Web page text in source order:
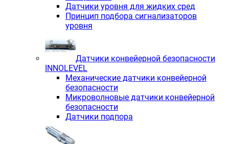
Датчики уровня для жидких сред
Принцип подбора сигнализаторов
уровня
Датчики конвейерной безопасности
INNOLEVEL
Механические датчики конвейерной
безопасности
Микроволновые датчики конвейерной
безопасности
Датчики подпора